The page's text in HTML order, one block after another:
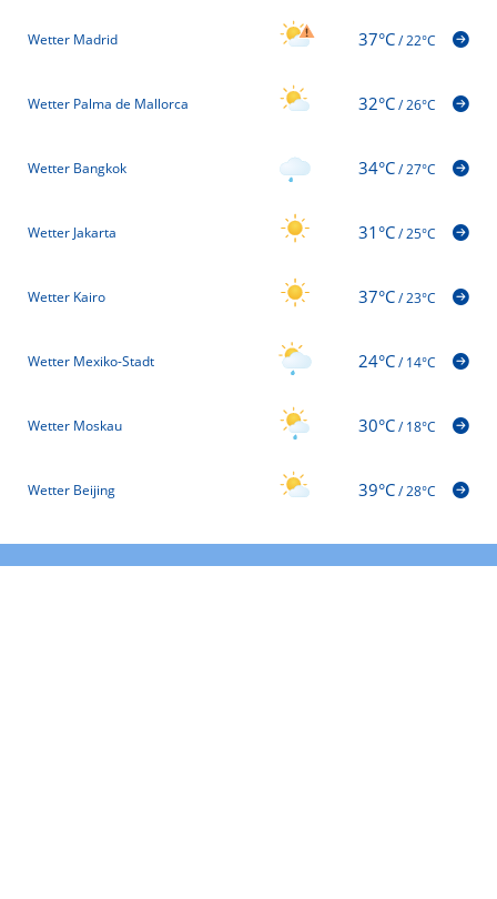
Wetter Madrid 37°C/22°C
Wetter Palma de Mallorca 32°C/26°C
Wetter Bangkok 34°C/27°C
Wetter Jakarta 31°C/25°C
Wetter Kairo 37°C/23°C
Wetter Mexiko-Stadt 24°C/14°C
Wetter Moskau 30°C/18°C
Wetter Beijing 39°C/28°C